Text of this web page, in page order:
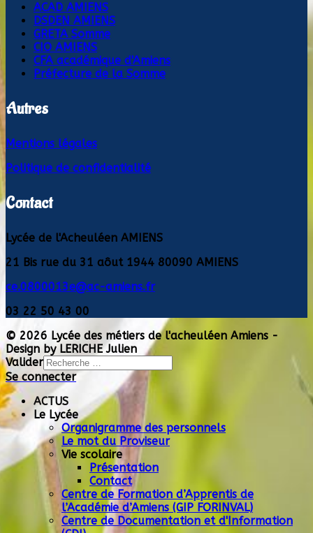
ACAD AMIENS
DSDEN AMIENS
GRETA Somme
CIO AMIENS
CFA académique d'Amiens
Préfecture de la Somme
Autres
Mentions légales
Politique de confidentialité
Contact
Lycée de l'Acheuléen AMIENS
21 Bis rue du 31 aôut 1944 80090 AMIENS
ce.0800013e@ac-amiens.fr
03 22 50 43 00
© 2026 Lycée des métiers de l'acheuléen Amiens -
Design by LERICHE Julien
Valider
Type 2 or more
characters for results.
Se connecter
ACTUS
Le Lycée
Organigramme des personnels
Le mot du Proviseur
Vie scolaire
Présentation
Contact
Centre de Formation d’Apprentis de
l’Académie d’Amiens (GIP FORINVAL)
Centre de Documentation et d'Information